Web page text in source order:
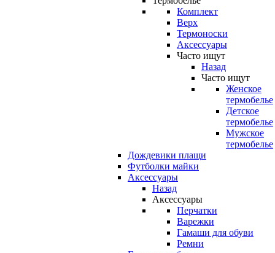
Комплект
Верх
Термоноски
Аксессуары
Часто ищут
Назад
Часто ищут
Женское
термобелье
Детское
термобелье
Мужское
термобелье
Дождевики плащи
Футболки майки
Аксессуары
Назад
Аксессуары
Перчатки
Варежки
Гамаши для обуви
Ремни